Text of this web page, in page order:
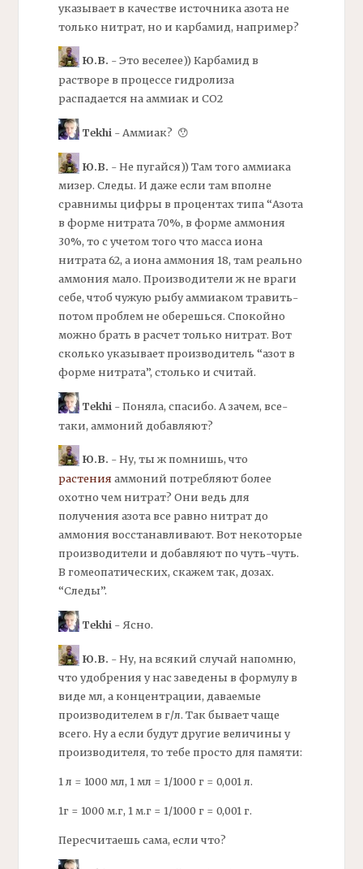
указывает в качестве источникаазотане
только нитрат, но и карбамид, например?
Ю.В. - Это веселее)) Карбамид в
растворе в процессе гидролиза
распадается нааммиак и СО2
Tekhi -Аммиак? 😯
Ю.В. - Не пугайся)) Там того аммиака
мизер. Следы. И даже если там вполне
сравнимы цифры в процентах типа “Азота
в форме нитрата 70%, в форме аммония
30%, то с учетом того что масса иона
нитрата 62, а иона аммония 18, там реально
аммония мало. Производители ж не враги
себе, чтоб чужую рыбу аммиаком травить-
потом проблем не оберешься. Спокойно
можно брать в расчет только нитрат. Вот
сколько указывает производитель “азот в
форме нитрата”, столько и считай.
Tekhi- Поняла, спасибо. А зачем, все-
таки, аммоний добавляют?
Ю.В. - Ну, ты ж помнишь, что
растения аммоний потребляют более
охотно чем нитрат? Они ведь для
получения азотавсе равно нитрат до
аммония восстанавливают. Вот некоторые
производители и добавляют по чуть-чуть.
В гомеопатических, скажем так, дозах.
“Следы”.
Tekhi - Ясно.
Ю.В. - Ну, на всякий случай напомню,
что удобрения у нас заведены в формулу в
виде мл, а концентрации, даваемые
производителем в г/л. Так бывает чаще
всего. Ну а если будут другие величины у
производителя, то тебе просто для памяти:
1 л = 1000 мл, 1 мл = 1/1000 г = 0,001 л.
1г = 1000 м.г, 1 м.г = 1/1000 г = 0,001 г.
Пересчитаешь сама, если что?